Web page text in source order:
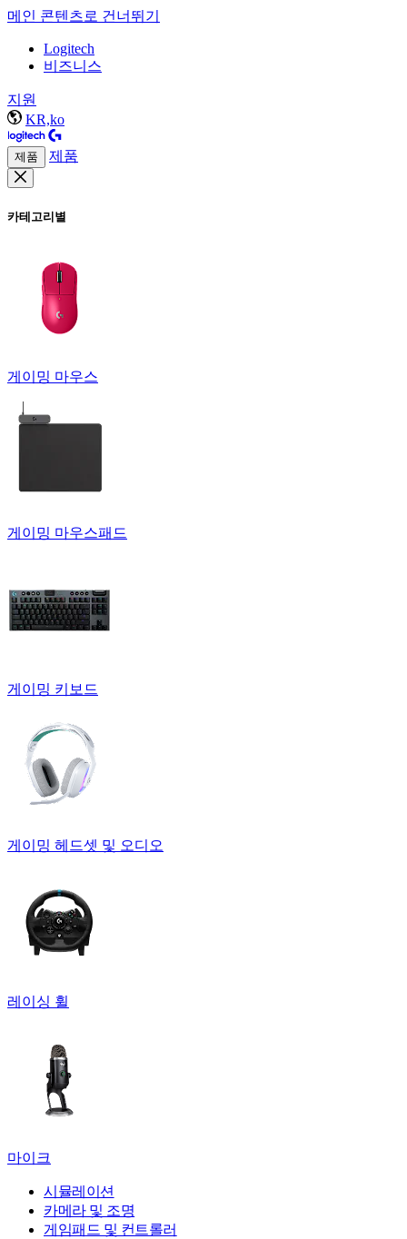
메인 콘텐츠로 건너뛰기
Logitech
비즈니스
지원
KR,ko
제품 제품
카테고리별
게이밍 마우스
게이밍 마우스패드
게이밍 키보드
게이밍 헤드셋 및 오디오
레이싱 휠
마이크
시뮬레이션
카메라 및 조명
게임패드 및 컨트롤러